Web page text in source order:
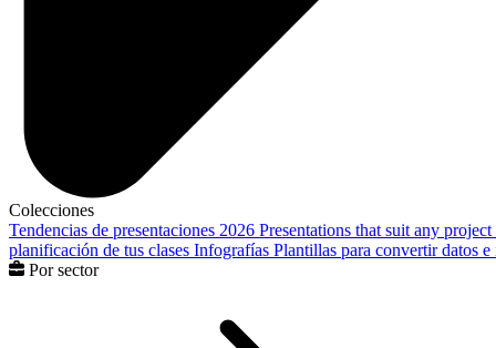
Colecciones
Tendencias de presentaciones 2026 Presentations that suit any project
planificación de tus clases Infografías Plantillas para convertir datos
Por sector